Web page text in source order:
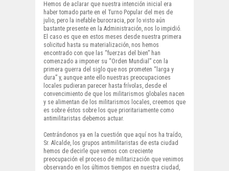
Hemos de aclarar que nuestra intención inicial era
haber tomado parte en el Turno Popular del mes de
julio, pero la inefable burocracia, por lo visto aún
bastante presente en la Administración, nos lo impidió.
El caso es que en estos meses desde nuestra primera
solicitud hasta su materialización, nos hemos
encontrado con que las “fuerzas del bien” han
comenzado a imponer su “Orden Mundial” con la
primera guerra del siglo que nos prometen “larga y
dura” y, aunque ante ello nuestras preocupaciones
locales pudieran parecer hasta frívolas, desde el
convencimiento de que los militarismos globales nacen
y se alimentan de los militarismos locales, creemos que
es sobre éstos sobre los que prioritariamente como
antimilitaristas debemos actuar.
Centrándonos ya en la cuestión que aquí nos ha traído,
Sr. Alcalde, los grupos antimilitaristas de esta ciudad
hemos de decirle que vemos con creciente
preocupación el proceso de militarización que venimos
observando en los últimos tiempos en nuestra ciudad,